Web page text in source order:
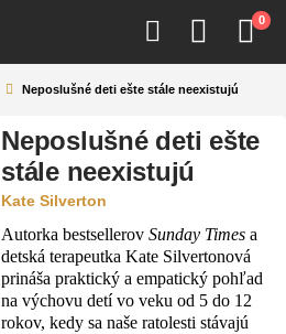
0
Neposlušné deti ešte stále neexistujú
Neposlušné deti ešte
stále neexistujú
Kate Silverton
Autorka bestsellerovSunday Times a
detská terapeutka Kate Silvertonová
prináša praktický a empatický pohľad
na výchovu detí vo veku od 5 do 12
rokov, kedy sa naše ratolesti stávajú